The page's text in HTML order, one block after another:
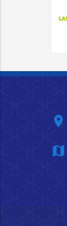
place
map